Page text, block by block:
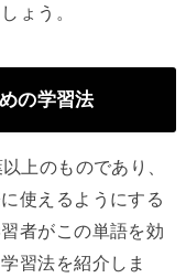
ょう。
の学習法
上のものであり、
使えるようにする
者がこの単語を効
習法を紹介しま